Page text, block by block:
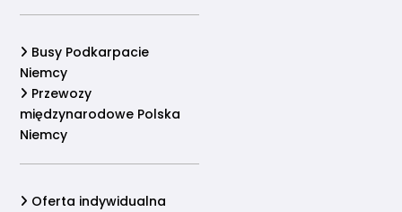
Busy Podkarpacie
Niemcy
Przewozy
międzynarodowe Polska
Niemcy
Oferta indywidualna